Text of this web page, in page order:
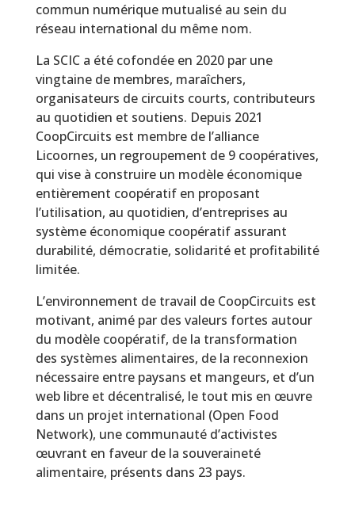
commun numérique mutualisé au sein du
réseau international du même nom.
La SCIC a été cofondée en 2020 par une
vingtaine de membres, maraîchers,
organisateurs de circuits courts, contributeurs
au quotidien et soutiens. Depuis 2021
CoopCircuits est membre de l’alliance
Licoornes, un regroupement de 9 coopératives,
qui vise à construire un modèle économique
entièrement coopératif en proposant
l’utilisation, au quotidien, d’entreprises au
système économique coopératif assurant
durabilité, démocratie, solidarité et profitabilité
limitée.
L’environnement de travail de CoopCircuits est
motivant, animé par des valeurs fortes autour
du modèle coopératif, de la transformation
des systèmes alimentaires, de la reconnexion
nécessaire entre paysans et mangeurs, et d’un
web libre et décentralisé, le tout mis en œuvre
dans un projet international (Open Food
Network), une communauté d’activistes
œuvrant en faveur de la souveraineté
alimentaire, présents dans 23 pays.